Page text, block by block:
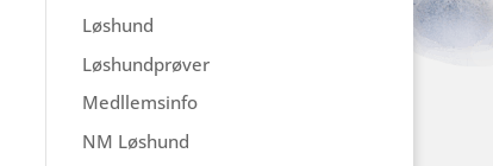
Løshund
Løshundprøver
Medllemsinfo
NM Løshund